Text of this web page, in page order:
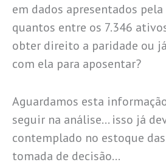
em dados apresentados
quantos entre os 7.346
obter direito a paridade ou
com ela para aposentar?
Aguardamos esta
seguir na análise… isso já
contemplado no estoque
tomada de decisão…